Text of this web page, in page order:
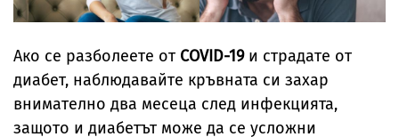
Ако се разболеете от COVID-19и страдате от
диабет, наблюдавайте кръвната си захар
внимателно два месеца след инфекцията,
защото и диабетът може да се усложни